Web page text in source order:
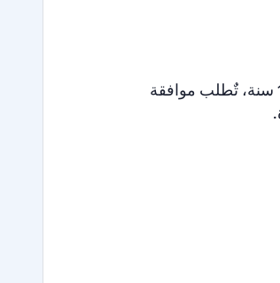
يجب أن تكوني بصحة جيدة، حملك طبيعي، وعمرك 18 سنة أو أكبر (من سن 17 إلى 18 سنة، تٌطلب موافقة